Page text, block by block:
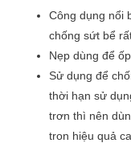
Công dụng nổi
chống sứt bể
Nẹp dùng để
Sử dụng để
thời hạn sử
trơn thì nên
tron hiệu quả